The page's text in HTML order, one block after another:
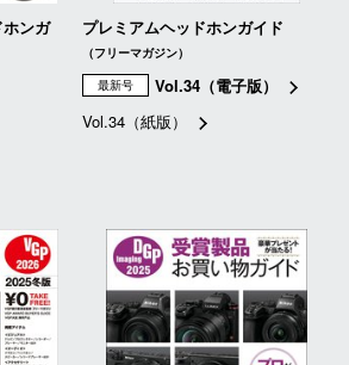
ンガ
プレミアムヘッドホンガイド
（フリーマガジン）
最新号
Vol.34（電子版）
Vol.34（紙版）